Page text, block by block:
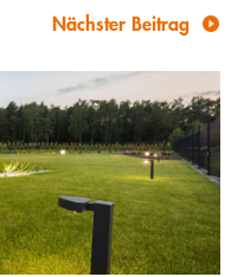
Nächster Beitrag